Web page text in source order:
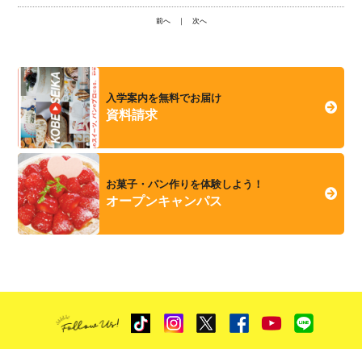
前へ｜ 次へ
入学案内を無料でお届け
資料請求
お菓子・パン作りを体験しよう！
オープンキャンパス